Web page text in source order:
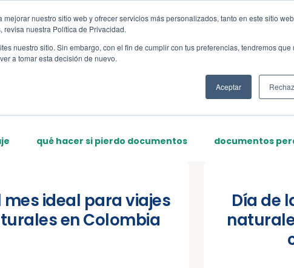
nuestro sitio web y ofrecer servicios más personalizados, tanto en este sitio
nuestra Política de Privacidad.
nuestro sitio. Sin embargo, con el fin de cumplir con tus preferencias, tendremos que
a tomar esta decisión de nuevo.
Aceptar
Template
qué hacer si pierdo documentos documentos
mes ideal para viajes
en Colombia
Día de